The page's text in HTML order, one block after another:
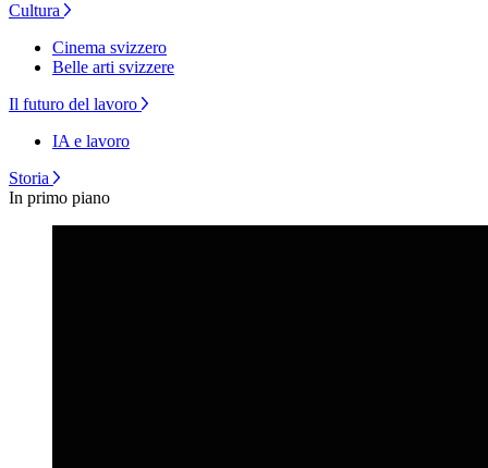
Cultura
Cinema svizzero
Belle arti svizzere
Il futuro del lavoro
IA e lavoro
Storia
In primo piano